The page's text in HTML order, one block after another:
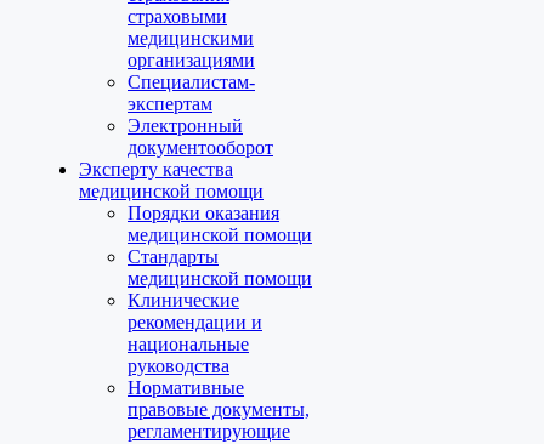
страховыми
медицинскими
организациями
Специалистам-
экспертам
Электронный
документооборот
Эксперту качества
медицинской помощи
Порядки оказания
медицинской помощи
Стандарты
медицинской помощи
Клинические
рекомендации и
национальные
руководства
Нормативные
правовые документы,
регламентирующие